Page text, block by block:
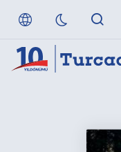
Referanslarımız